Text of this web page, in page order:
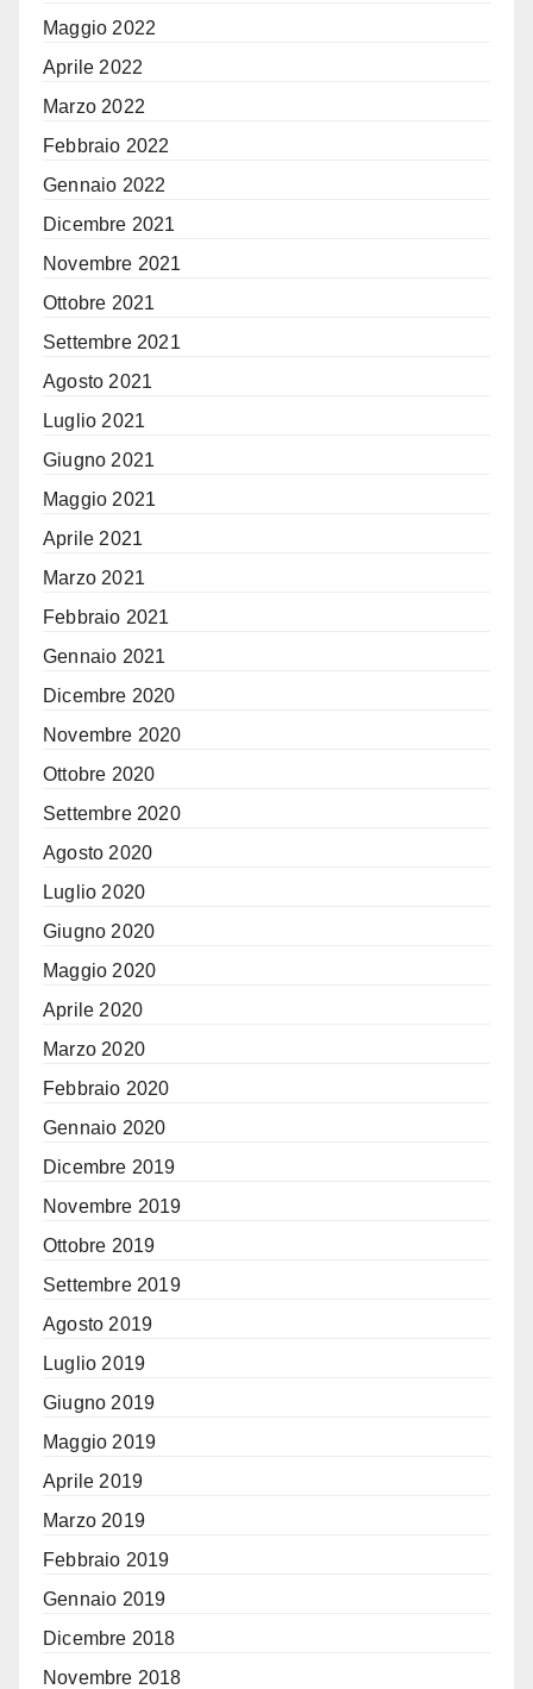
Maggio 2022
Aprile 2022
Marzo 2022
Febbraio 2022
Gennaio 2022
Dicembre 2021
Novembre 2021
Ottobre 2021
Settembre 2021
Agosto 2021
Luglio 2021
Giugno 2021
Maggio 2021
Aprile 2021
Marzo 2021
Febbraio 2021
Gennaio 2021
Dicembre 2020
Novembre 2020
Ottobre 2020
Settembre 2020
Agosto 2020
Luglio 2020
Giugno 2020
Maggio 2020
Aprile 2020
Marzo 2020
Febbraio 2020
Gennaio 2020
Dicembre 2019
Novembre 2019
Ottobre 2019
Settembre 2019
Agosto 2019
Luglio 2019
Giugno 2019
Maggio 2019
Aprile 2019
Marzo 2019
Febbraio 2019
Gennaio 2019
Dicembre 2018
Novembre 2018